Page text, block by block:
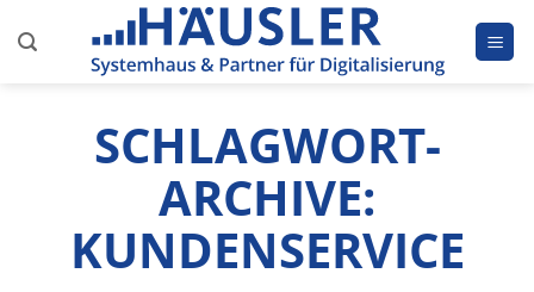
Inhalt
SCHLAGWORT-
ARCHIVE:
KUNDENSERVICE